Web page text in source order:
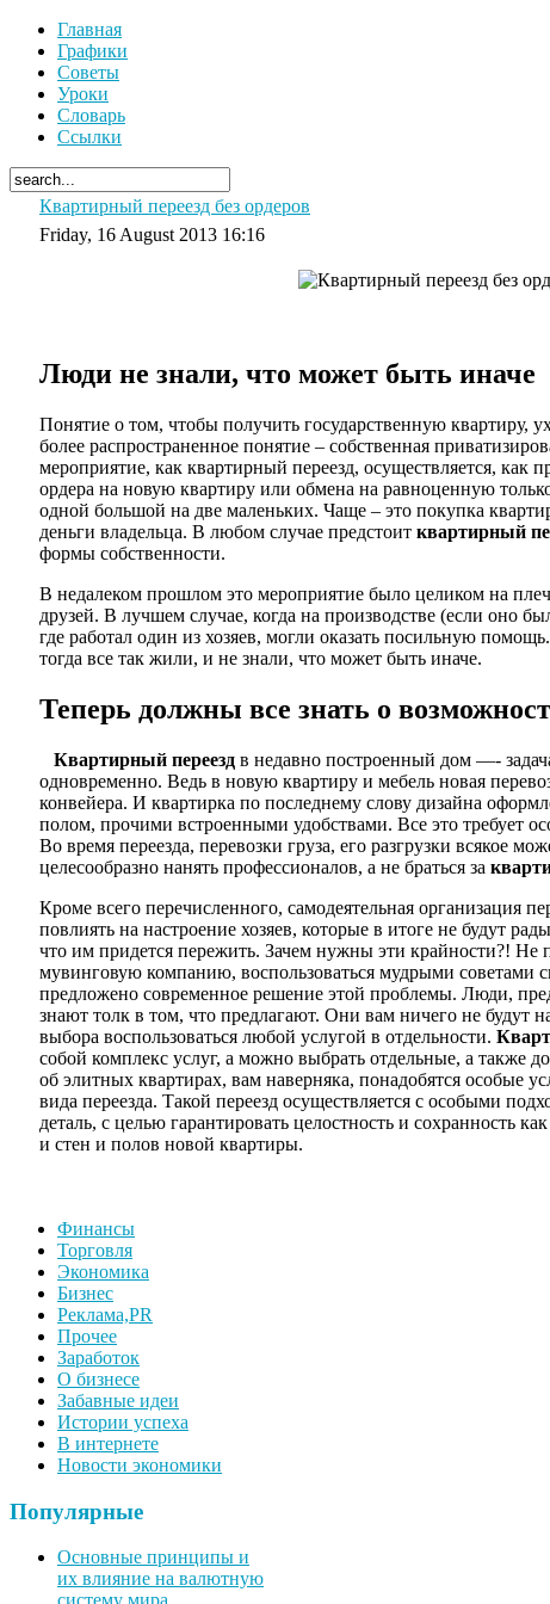
Главная
Графики
Советы
Уроки
Словарь
Ссылки
Квартирный переезд без ордеров
Friday, 16 August 2013 16:16
Люди не знали, что может быть иначе
Понятие о том, чтобы получить государственную квартиру,
более распространенное понятие – собственная
мероприятие, как квартирный переезд, осуществляется, как
ордера на новую квартиру или обмена на равноценную
одной большой на две маленьких. Чаще – это покупка
деньги владельца. В любом случае предстоит квартирный
формы собственности.
В недалеком прошлом это мероприятие было целиком на
друзей. В лучшем случае, когда на производстве (если оно
где работал один из хозяев, могли оказать посильную
тогда все так жили, и не знали, что может быть иначе.
Теперь должны все знать о
Квартирный переезд в недавно построенный дом —-
одновременно. Ведь в новую квартиру и мебель новая
конвейера. И квартирка по последнему слову дизайна
полом, прочими встроенными удобствами. Все это требует
Во время переезда, перевозки груза, его разгрузки всякое
целесообразно нанять профессионалов, а не браться за
Кроме всего перечисленного, самодеятельная организация
повлиять на настроение хозяев, которые в итоге не будут
что им придется пережить. Зачем нужны эти крайности?! Не
мувинговую компанию, воспользоваться мудрыми советами
предложено современное решение этой проблемы. Люди,
знают толк в том, что предлагают. Они вам ничего не будут
выбора воспользоваться любой услугой в отдельности.
собой комплекс услуг, а можно выбрать отдельные, а также
об элитных квартирах, вам наверняка, понадобятся особые
вида переезда. Такой переезд осуществляется с особыми
деталь, с целью гарантировать целостность и сохранность
и стен и полов новой квартиры.
Финансы
Торговля
Экономика
Бизнес
Реклама,PR
Прочее
Заработок
О бизнесе
Забавные идеи
Истории успеха
В интернете
Новости экономики
Популярные
Основные принципы и
их влияние на валютную